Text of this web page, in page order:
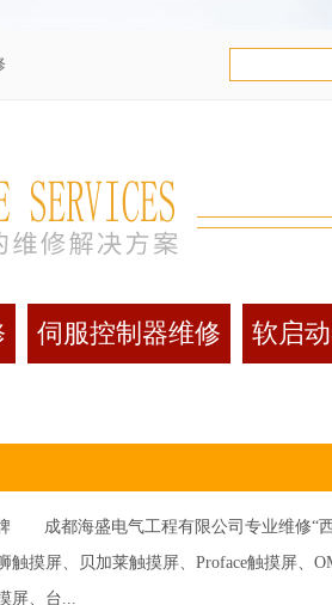
伺服控制器维修 软启
都海盛电气工程有限公司专业维修“西
触摸屏、贝加莱触摸屏、Proface触摸屏、
屏、台...